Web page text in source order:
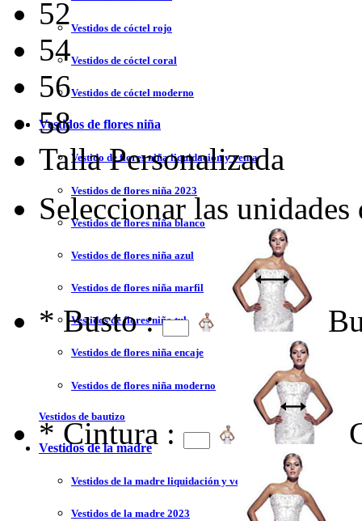
Vestidos de cóctel rojo
Vestidos de cóctel coral
Vestidos de cóctel moderno
Vestidos de flores niña
Vestido de flores niña liquidación y venta
Vestidos de flores niña 2023
Vestidos de flores niña blanco
Vestidos de flores niña azul
Vestidos de flores niña marfil
Vestidos de flores niña tul
Vestidos de flores niña encaje
Vestidos de flores niña moderno
Vestidos de bautizo
Vestidos de la madre
Vestidos de la madre liquidación y venta
Vestidos de la madre 2023
52
54
56
58
Talla Personalizada
Seleccionar las
* Busto :
* Cintura :